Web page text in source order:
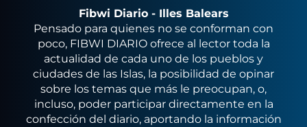
Fibwi Diario - Illes Balears
Pensado para quienes no se conforman con
poco, FIBWI DIARIO ofrece al lector toda la
actualidad de cada uno de los pueblos y
ciudades de las Islas, la posibilidad de opinar
sobre los temas que más le preocupan, o,
incluso, poder participar directamente en la
confección del diario, aportando la información